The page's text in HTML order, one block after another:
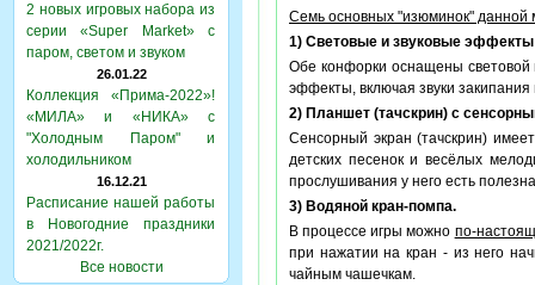
2 новых игровых набора из
серии «Super Market» с
паром, светом и звуком
26.01.22
Коллекция «Прима-2022»!
«МИЛА» и «НИКА» с
"Холодным Паром" и
холодильником
16.12.21
Расписание нашей работы
в Новогодние праздники
2021/2022г.
Все новости
Семь основных "изюминок" данной
1) Световые и звуковые
Обе конфорки оснащены световой
эффекты, включая звуки
2) Планшет (тачскрин) с
Сенсорный экран (тачскрин)
детских песенок и весёлых
прослушивания у него есть
3) Водяной кран-помпа.
В процессе игры можно по-
при нажатии на кран - из него
чайным чашечкам.